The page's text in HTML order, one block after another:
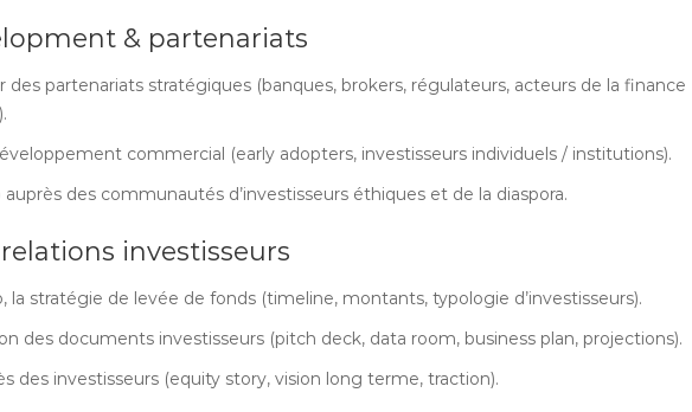
& partenariats
partenariats stratégiques (banques, brokers, régulateurs, acteurs de la finance
commercial (early adopters, investisseurs individuels / institutions).
des communautés d’investisseurs éthiques et de la diaspora.
investisseurs
la stratégie de levée de fonds (timeline, montants, typologie d’investisseurs).
des documents investisseurs (pitch deck, data room, business plan, projections).
des investisseurs (equity story, vision long terme, traction).